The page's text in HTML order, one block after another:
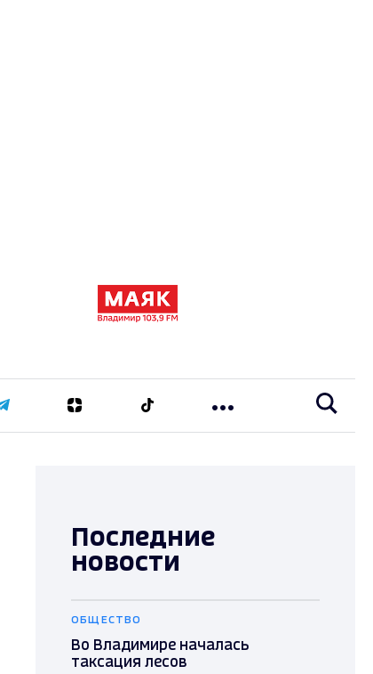
Последние
новости
ОБЩЕСТВО
Во Владимире началась
таксация лесов